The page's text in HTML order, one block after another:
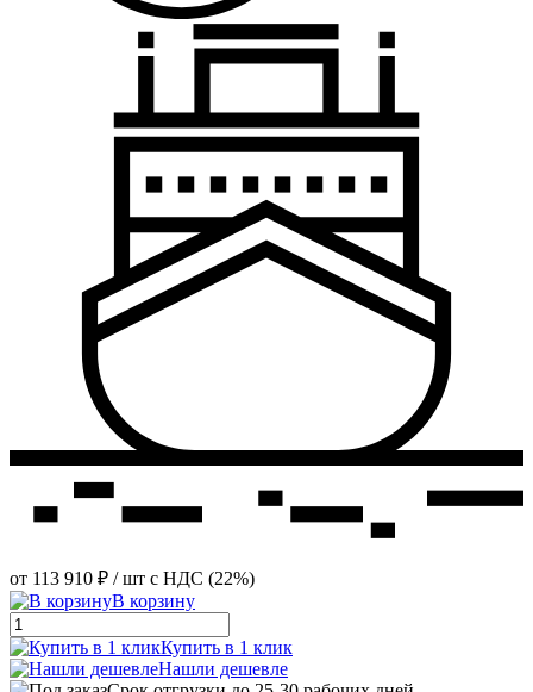
от 113 910 ₽ / шт с НДС (22%)
В корзину
Купить в 1 клик
Нашли дешевле